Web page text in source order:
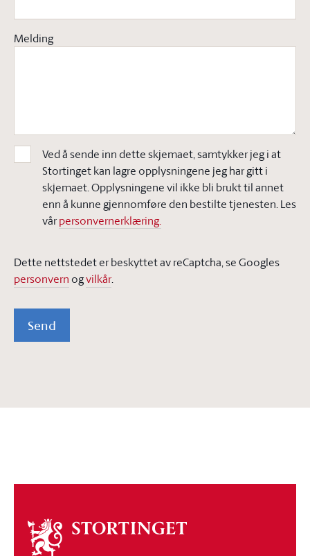
Melding
Ved å sende inn dette skjemaet, samtykker jeg i at
Stortinget kan lagre opplysningene jeg har gitt i
skjemaet. Opplysningene vil ikke bli brukt til annet
enn å kunne gjennomføre den bestilte tjenesten. Les
vårpersonvernerklæring.
Dette nettstedet er beskyttet av reCaptcha, se Googles
personvern ogvilkår.
Send
Om
stortinget